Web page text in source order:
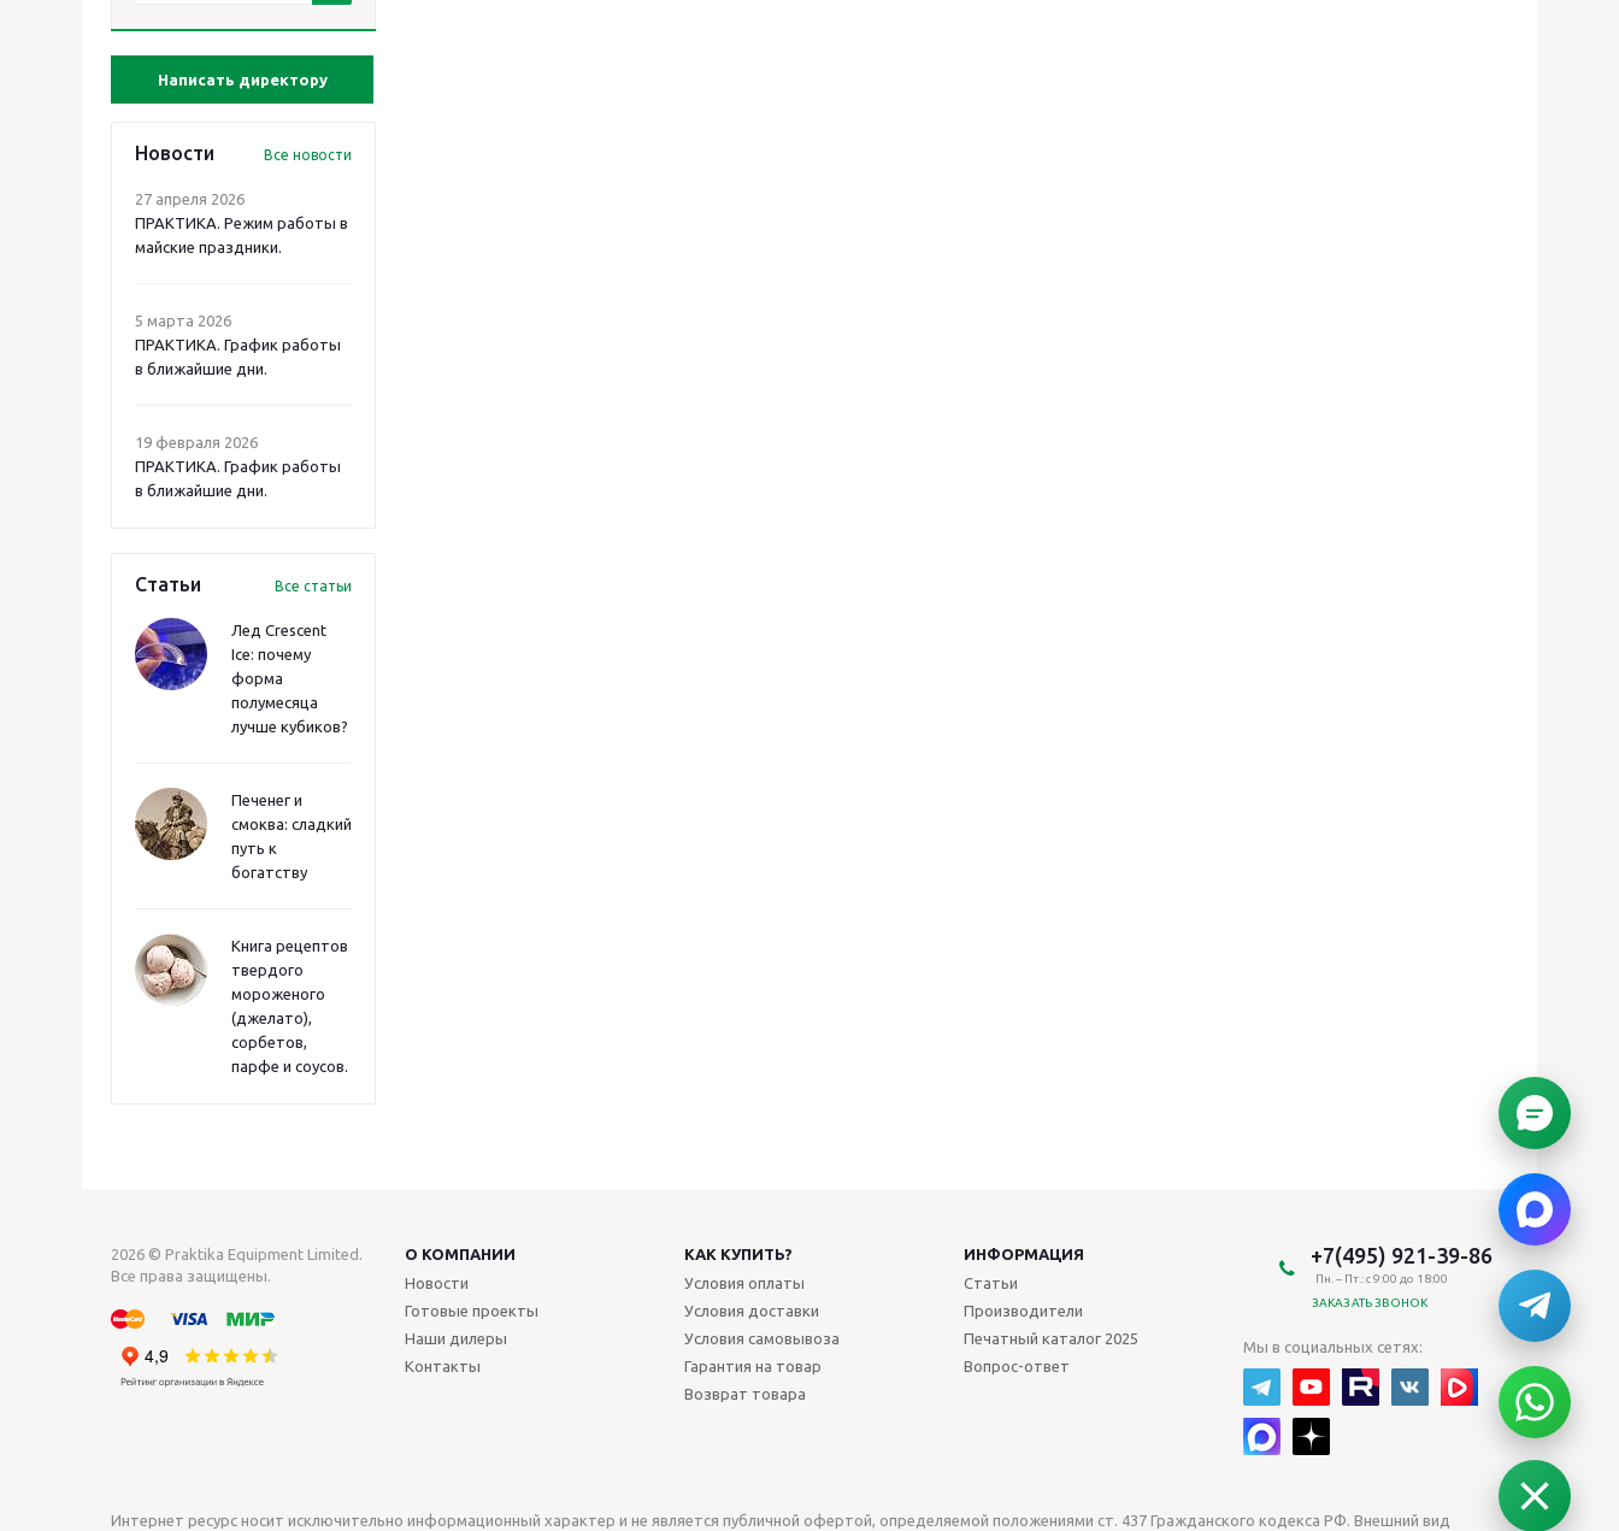
Написать директору
Новости Все новости
27 апреля 2026
ПРАКТИКА. Режим работы в
майские праздники.
5 марта 2026
ПРАКТИКА. График работы
в ближайшие дни.
19 февраля 2026
ПРАКТИКА. График работы
в ближайшие дни.
Статьи Все статьи
Лед Crescent
Ice: почему
форма
полумесяца
лучше кубиков?
Печенег и
смоква: сладкий
путь к
богатству
Книга рецептов
твердого
мороженого
(джелато),
сорбетов,
парфе и соусов.
2026 © Praktika Equipment Limited.
Все права защищены.
О КОМПАНИИ КАК КУПИТЬ?
ИНФОРМАЦИЯ
Новости
Готовые проекты
Наши дилеры
Контакты
Условия оплаты
Условия доставки
Условия самовывоза
Гарантия на товар
Возврат товара
Статьи
Производители
Печатный каталог 2025
Вопрос-ответ
+7(495) 921-39-86
Пн. – Пт.: с 9:00 до 18:00
ЗАКАЗАТЬ ЗВОНОК
Мы в социальных сетях:
Интернет ресурс носит исключительно информационный характер и не является публичной офертой, определяемой положениями ст. 437 Гражданского кодекса РФ. Внешний вид